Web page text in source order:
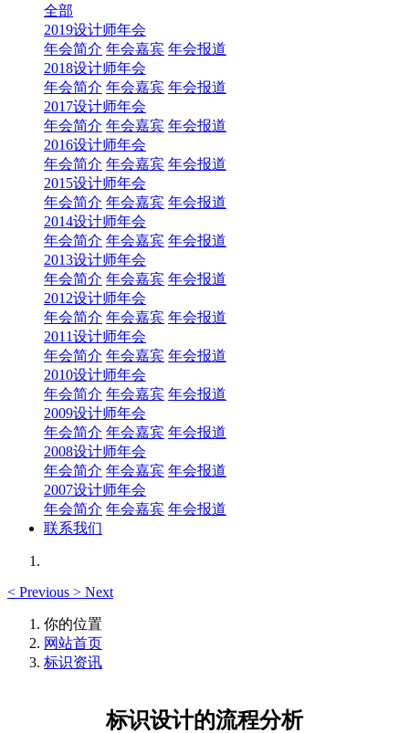
全部
2019设计师年会
年会简介 年会嘉宾 年会报道
2018设计师年会
年会简介 年会嘉宾 年会报道
2017设计师年会
年会简介 年会嘉宾 年会报道
2016设计师年会
年会简介 年会嘉宾 年会报道
2015设计师年会
年会简介 年会嘉宾 年会报道
2014设计师年会
年会简介 年会嘉宾 年会报道
2013设计师年会
年会简介 年会嘉宾 年会报道
2012设计师年会
年会简介 年会嘉宾 年会报道
2011设计师年会
年会简介 年会嘉宾 年会报道
2010设计师年会
年会简介 年会嘉宾 年会报道
2009设计师年会
年会简介 年会嘉宾 年会报道
2008设计师年会
年会简介 年会嘉宾 年会报道
2007设计师年会
年会简介 年会嘉宾 年会报道
联系我们
< Previous > Next
你的位置
网站首页
标识资讯
标识设计的流程分析